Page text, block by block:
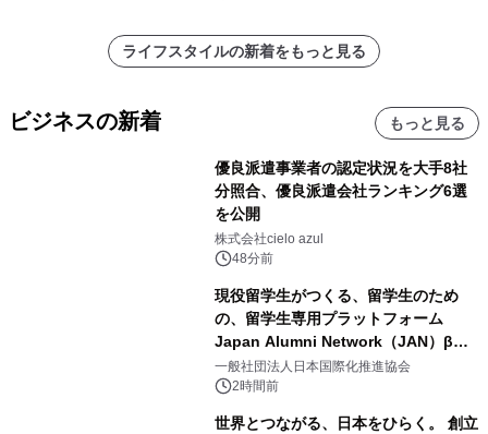
ライフスタイルの新着をもっと見る
ビジネスの新着 もっと見る
優良派遣事業者の認定状況を大手8社
分照合、優良派遣会社ランキング6選
を公開
株式会社cielo azul
48分前
現役留学生がつくる、留学生のため
の、留学生専用プラットフォーム
Japan Alumni Network（JAN）β版
をリリース
一般社団法人日本国際化推進協会
2時間前
世界とつながる、日本をひらく。 創立